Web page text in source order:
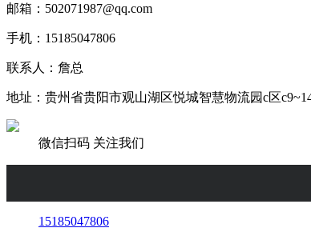
邮箱：502071987@qq.com
手机：15185047806
联系人：詹总
地址： 贵州省贵阳市观山湖区悦城智慧物流园c区
微信扫码 关注我们
15185047806